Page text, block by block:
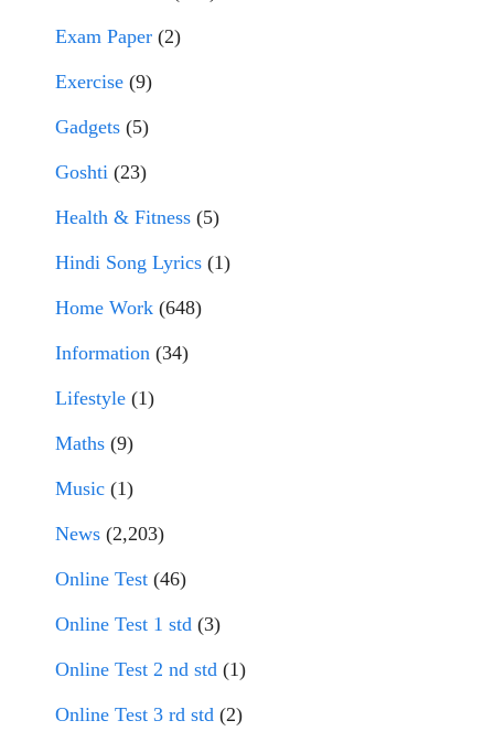
Exam Paper (2)
Exercise (9)
Gadgets (5)
Goshti (23)
Health & Fitness (5)
Hindi Song Lyrics (1)
Home Work (648)
Information (34)
Lifestyle (1)
Maths (9)
Music (1)
News (2,203)
Online Test (46)
Online Test 1 std (3)
Online Test 2 nd std (1)
Online Test 3 rd std (2)